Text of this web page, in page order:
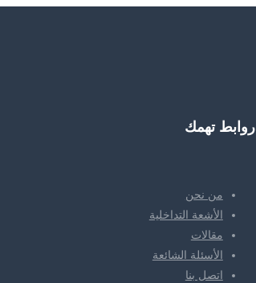
روابط تهمك
من نحن
الأشعة التداخلية
مقالات
الأسئلة الشائعة
اتصل بنا